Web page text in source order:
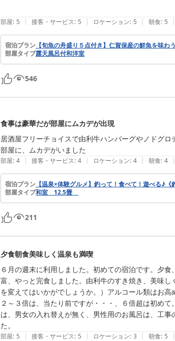
部屋: 5 | 接客・サービス: 5 | ロケーション: 5 | 朝食: 5 |
宿泊プラン 【旬魚の舟盛り５点付き】仁賀保産の鮮魚を味わ
部屋タイプ露天風呂付和洋室
546
食事は豪華だが部屋にムカデが出現
居酒屋フリーチョイスで由利牛ハンバーグやノドグロ
部屋に、ムカデがいました
部屋: 4 | 接客・サービス: 4 | ロケーション: 4 | 朝食: 4 |
宿泊プラン 【温泉×体験グルメ】釣って！食べて！遊べる♪
部屋タイプ和室 12.5畳
211
夕食朝食美味しく温泉も満喫
６月の週末に利用しました。初めての宿泊です。夕
富、やっと完食しました。由利牛のすき焼き、美味
を変えてはいかがでしょうか。）アルコール類はお
２～３倍は、当たり前ですが・・・、６倍超は初め
は、男女の入れ替えが無く、男性用のお風呂は、工
た。
部屋: 5 | 接客・サービス: 5 | ロケーション: 3 | 朝食: 5 |